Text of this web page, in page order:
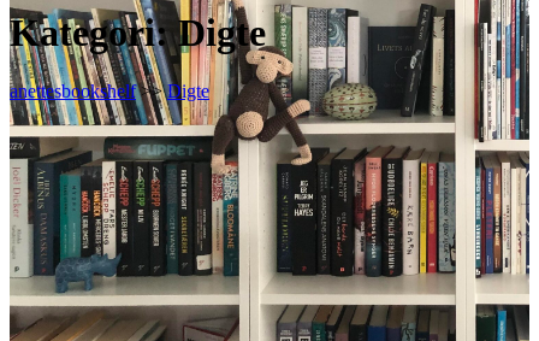
Kategori:Digte
anettesbookshelf>>Digte